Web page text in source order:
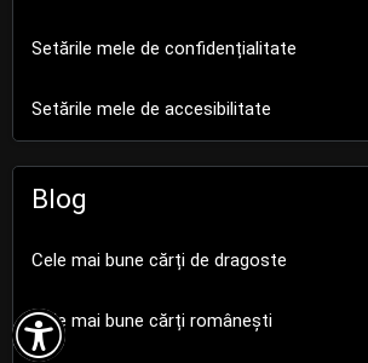

Setările mele de confidențialitate
Setările mele de accesibilitate
Blog
Cele mai bune cărți de dragoste
Cele mai bune cărți românești